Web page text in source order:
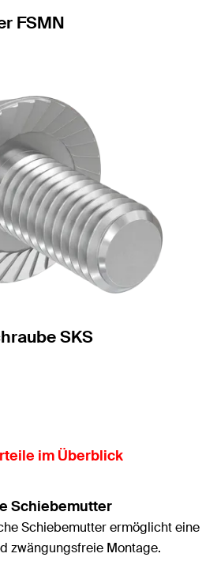
FSMN
SKS
im Überblick
Schiebemutter
Schiebemutter ermöglicht eine
zwängungsfreie Montage.